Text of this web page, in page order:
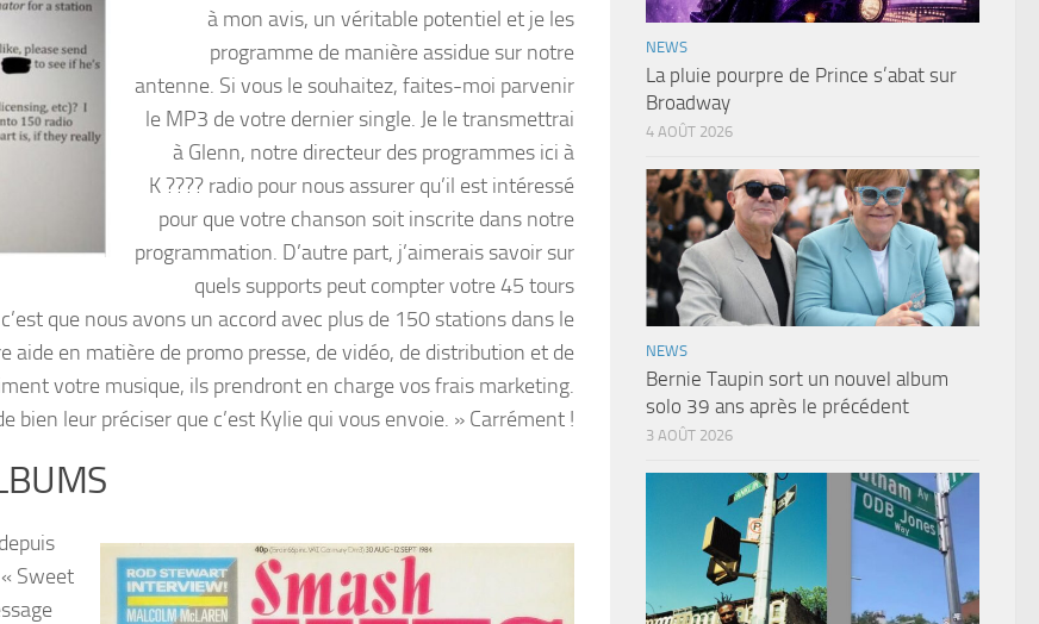
à mon avis, un véritable potentiel et je les
programme de manière assidue sur notre
antenne. Si vous le souhaitez, faites-moi parvenir
le MP3 de votre dernier single. Je le transmettrai
à Glenn, notre directeur des programmes ici à
K ???? radio pour nous assurer qu’il est intéressé
pour que votre chanson soit inscrite dans notre
programmation. D’autre part, j’aimerais savoir sur
quels supports peut compter votre 45 tours
que nous avons un accord avec plus de 150 stations dans le
en matière de promo presse, de vidéo, de distribution et de
votre musique, ils prendront en charge vos frais marketing.
bien leur préciser que c’est Kylie qui vous envoie. » Carrément !
Sweet
NEWS
La pluie pourpre de Prince s’abat sur
Broadway
4 AOÛT 2026
NEWS
Bernie Taupin sort un nouvel album
solo 39 ans après le précédent
3 AOÛT 2026